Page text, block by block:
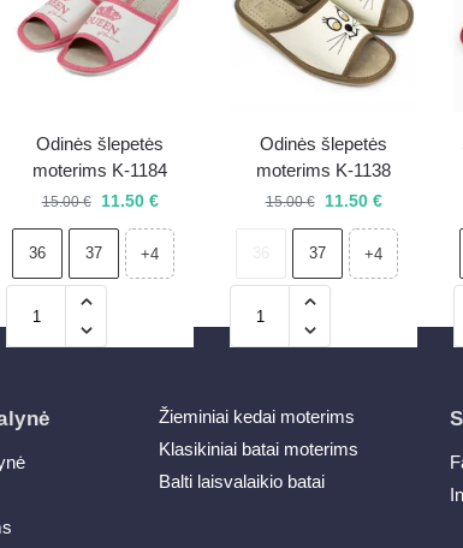
Odinės šlepetės
moterims K-1184
15.00€ 11.50 €
36 37 +4
Odinės šlepetės
moterims K-1138
15.00€ 11.50 €
37 +4
Žieminiai kedai moterims
Klasikiniai batai moterims
Balti laisvalaikio batai